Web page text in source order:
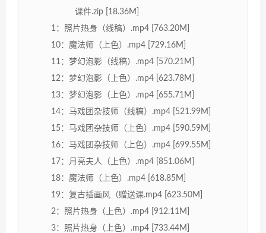
课件.zip [18.36M]
1：照片热身（线稿）.mp4 [763.20M]
10：魔法师（上色）.mp4 [729.16M]
11：梦幻泡影（线稿）.mp4 [570.21M]
12：梦幻泡影（上色）.mp4 [623.78M]
13：梦幻泡影（上色）.mp4 [655.71M]
14：马戏团杂技师（线稿）.mp4 [521.99M]
15：马戏团杂技师（上色）.mp4 [590.59M]
16：马戏团杂技师（上色）.mp4 [699.55M]
17：月亮夫人（上色）.mp4 [851.06M]
18：魔法师（上色）.mp4 [618.85M]
19：复古插画风（赠送课.mp4 [623.50M]
2：照片热身（上色）.mp4 [912.11M]
3：照片热身（上色）.mp4 [733.44M]